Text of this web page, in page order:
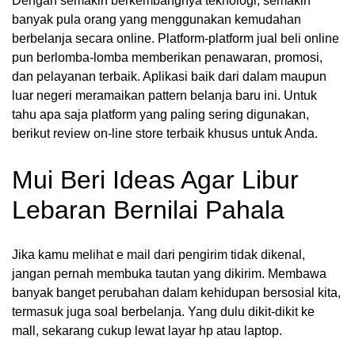
banyak pula orang yang menggunakan kemudahan
berbelanja secara online. Platform-platform jual beli online
pun berlomba-lomba memberikan penawaran, promosi,
dan pelayanan terbaik. Aplikasi baik dari dalam maupun
luar negeri meramaikan pattern belanja baru ini. Untuk
tahu apa saja platform yang paling sering digunakan,
berikut review on-line store terbaik khusus untuk Anda.
Mui Beri Ideas Agar Libur
Lebaran Bernilai Pahala
Jika kamu melihat e mail dari pengirim tidak dikenal,
jangan pernah membuka tautan yang dikirim. Membawa
banyak banget perubahan dalam kehidupan bersosial kita,
termasuk juga soal berbelanja. Yang dulu dikit-dikit ke
mall, sekarang cukup lewat layar hp atau laptop.